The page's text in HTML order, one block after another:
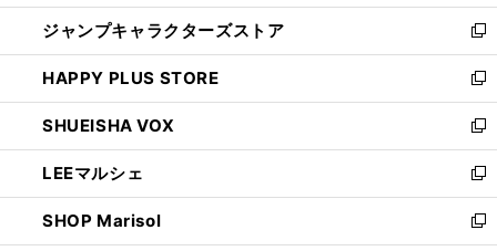
開
く
ウ
ィ
ン
ド
ウ
で
開
く
し
い
ウ
ィ
ン
ド
ウ
で
開
く
ジャンプキャラクターズストア
新
し
い
ウ
ィ
ン
ド
ウ
で
開
HAPPY PLUS STORE
新
し
い
ウ
ィ
ン
ド
ウ
SHUEISHA VOX
新
し
い
ウ
ィ
ン
LEEマルシェ
新
し
い
SHOP Marisol
新